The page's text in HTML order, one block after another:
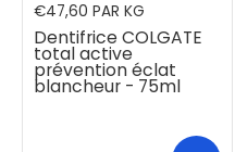
Dentifrice COLGATE
total active
prévention éclat
blancheur - 75ml
€47,60 PAR KG